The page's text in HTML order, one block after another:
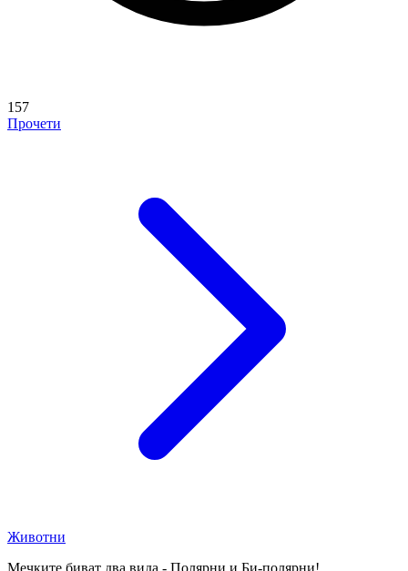
157
Прочети
Животни
Мечките биват два вида - Полярни и Би-полярни!